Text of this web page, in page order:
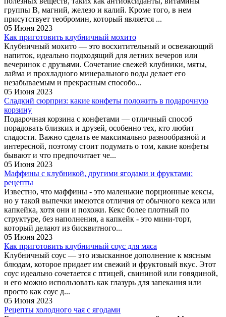
группы B, магний, железо и калий. Кроме того, в нем
присутствует теобромин, который является ...
05 Июня 2023
Как приготовить клубничный мохито
Клубничный мохито — это восхитительный и освежающий
напиток, идеально подходящий для летних вечеров или
вечеринок с друзьями. Сочетание свежей клубники, мяты,
лайма и прохладного минерального воды делает его
незабываемым и прекрасным способо...
05 Июня 2023
Сладкий сюрприз: какие конфеты положить в подарочную
корзину
Подарочная корзина с конфетами — отличный способ
порадовать близких и друзей, особенно тех, кто любит
сладости. Важно сделать ее максимально разнообразной и
интересной, поэтому стоит подумать о том, какие конфеты
бывают и что предпочитает че...
05 Июня 2023
Маффины с клубникой, другими ягодами и фруктами:
рецепты
Известно, что маффины - это маленькие порционные кексы,
но у такой выпечки имеются отличия от обычного кекса или
капкейка, хотя они и похожи. Кекс более плотный по
структуре, без наполнения, а капкейк - это мини-торт,
который делают из бисквитного...
05 Июня 2023
Как приготовить клубничный соус для мяса
Клубничный соус — это изысканное дополнение к мясным
блюдам, которое придает им свежий и фруктовый вкус. Этот
соус идеально сочетается с птицей, свининой или говядиной,
и его можно использовать как глазурь для запекания или
просто как соус д...
05 Июня 2023
Рецепты холодного чая с ягодами